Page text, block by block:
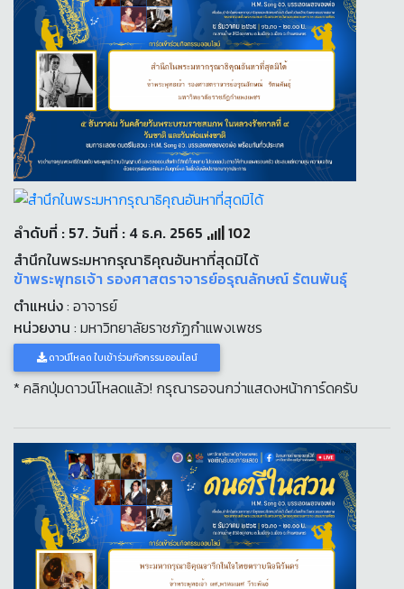
ลำดับที่ : 57. วันที่ : 4 ธ.ค. 2565
102
สำนึกในพระมหากรุณาธิคุณอันหาที่สุดมิได้
ข้าพระพุทธเจ้า รองศาสตราจารย์อรุณลักษณ์ รัตนพันธุ์
ตำแหน่ง: อาจารย์
หน่วยงาน : มหาวิทยาลัยราชภัฏกำแพงเพชร
ดาวน์โหลด ใบเข้าร่วมกิจกรรมออนไลน์
* คลิกปุ่มดาวน์โหลดแล้ว! กรุณารอจนกว่าแสดงหน้าการ์ดครับ